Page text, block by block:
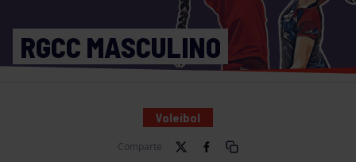
RGCC MASCULINO
Voleibol
Comparte